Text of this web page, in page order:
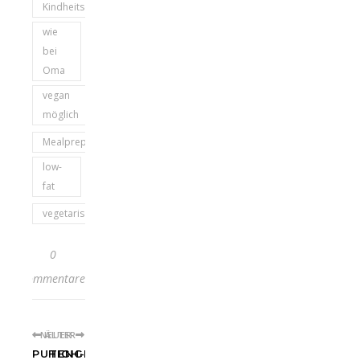
Kindheitserinnerung
wie
bei
Oma
vegan
möglich
Mealprep
low-
fat
vegetarisch
0
Kommentare
ÄLTER
PUTENGESCHNETZELTES
NEUER
HIGH-